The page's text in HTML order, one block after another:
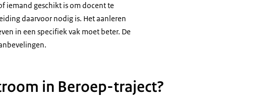
iemand geschikt is om docent te
daarvoor nodig is. Het aanleren
in een specifiek vak moet beter. De
in Beroep-traject?